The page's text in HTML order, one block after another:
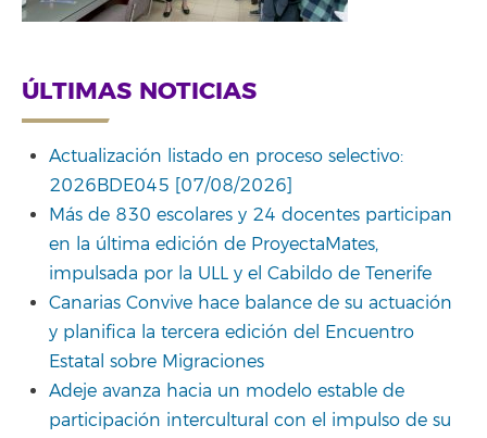
ÚLTIMAS NOTICIAS
Actualización listado en proceso selectivo:
2026BDE045 [07/08/2026]
Más de 830 escolares y 24 docentes participan
en la última edición de ProyectaMates,
impulsada por la ULL y el Cabildo de Tenerife
Canarias Convive hace balance de su actuación
y planifica la tercera edición del Encuentro
Estatal sobre Migraciones
Adeje avanza hacia un modelo estable de
participación intercultural con el impulso de su